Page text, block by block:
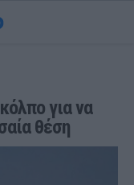
για να
θέση